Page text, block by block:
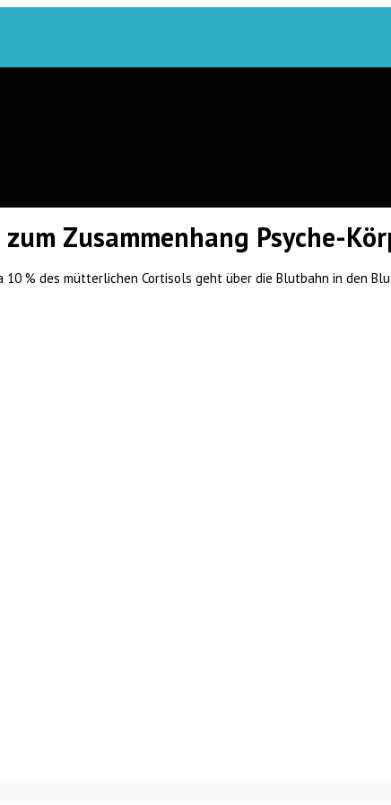
Zusammenhang Psyche-
% des mütterlichen Cortisols geht über die Blutbahn in den